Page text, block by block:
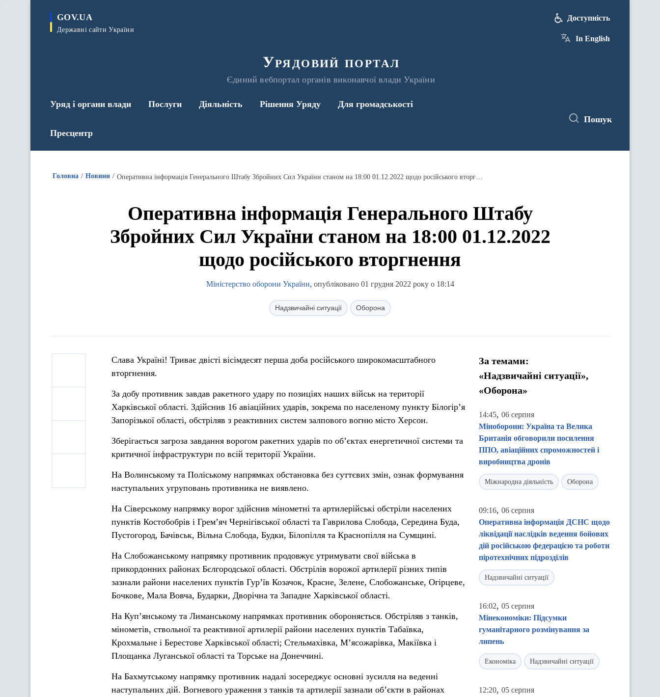
GOV.UA
Державні сайти України
Урядовий портал
Єдиний вебпортал органів виконавчої влади України
Доступність
In English
Уряд і органи влади Послуги Діяльність Рішення Уряду Для громадськості
Пресцентр
Пошук
Головна Новини Оперативна інформація Генерального Штабу Збройних Сил України станом на 18:00 01.12.2022 щодо російського вторгнення
Оперативна інформація Генерального Штабу
Збройних Сил України станом на 18:00 01.12.2022
щодо російського вторгнення
Міністерство оборони України, опубліковано 01 грудня 2022 року о 18:14
Надзвичайні ситуації Оборона
Слава Україні! Триває двісті вісімдесят перша доба російського широкомасштабного
вторгнення.
За добу противник завдав ракетного удару по позиціях наших військ на території
Харківської області. Здійснив 16 авіаційних ударів, зокрема по населеному пункту Білогір’я
Запорізької області, обстріляв з реактивних систем залпового вогню місто Херсон.
Зберігається загроза завдання ворогом ракетних ударів по об’єктах енергетичної системи та
критичної інфраструктури по всій території України.
На Волинському та Поліському напрямках обстановка без суттєвих змін, ознак формування
наступальних угруповань противника не виявлено.
На Сіверському напрямку ворог здійснив мінометні та артилерійські обстріли населених
пунктів Костобобрів і Грем’яч Чернігівської області та Гаврилова Слобода, Середина Буда,
Пустогород, Бачівськ, Вільна Слобода, Будки, Білопілля та Краснопілля на Сумщині.
На Слобожанському напрямку противник продовжує утримувати свої війська в
прикордонних районах Бєлгородської області. Обстрілів ворожої артилерії різних типів
зазнали райони населених пунктів Гур’їв Козачок, Красне, Зелене, Слобожанське, Огірцеве,
Бочкове, Мала Вовча, Бударки, Дворічна та Западне Харківської області.
На Куп’янському та Лиманському напрямках противник обороняється. Обстріляв з танків,
мінометів, ствольної та реактивної артилерії райони населених пунктів Табаївка,
Крохмальне і Берестове Харківської області; Стельмахівка, М’ясожарівка, Макіївка і
Площанка Луганської області та Торське на Донеччині.
На Бахмутському напрямку противник надалі зосереджує основні зусилля на веденні
наступальних дій. Вогневого ураження з танків та артилерії зазнали обʼєкти в районах
За темами:
«Надзвичайні ситуації»,
«Оборона»
14:45, 06 серпня
Міноборони: Україна та Велика
Британія обговорили посилення
ППО, авіаційних спроможностей і
виробництва дронів
Міжнародна діяльність Оборона
09:16, 06 серпня
Оперативна інформація ДСНС щодо
ліквідації наслідків ведення бойових
дій російською федерацією та роботи
піротехнічних підрозділів
Надзвичайні ситуації
16:02, 05 серпня
Мінекономіки: Підсумки
гуманітарного розмінування за
липень
Економіка Надзвичайні ситуації
12:20, 05 серпня